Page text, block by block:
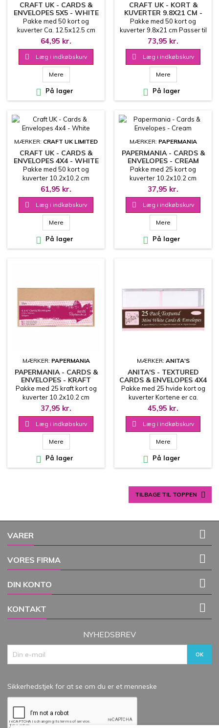
CRAFT UK - CARDS &
ENVELOPES 5X5 - WHITE
Pakke med 50 kort og
kuverter Ca. 12.5x12.5 cm
64,95 kr.
 Læg i indkøbskurv
Mere
 På lager
CRAFT UK - KORT &
KUVERTER 9.8X21 CM -
HVID
Pakke med 50 kort og
kuverter 9.8x21 cm Passer til
slimcards
73,95 kr.
 Læg i indkøbskurv
Mere
 På lager
MÆRKER: CRAFT UK LIMITED
CRAFT UK - CARDS &
ENVELOPES 4X4 - WHITE
Pakke med 50 kort og
kuverter 10.2x10.2 cm
61,95 kr.
 Læg i indkøbskurv
Mere
 På lager
MÆRKER: PAPERMANIA
PAPERMANIA - CARDS &
ENVELOPES - CREAM
Pakke med 25 kort og
kuverter 10.2x10.2 cm
37,95 kr.
 Læg i indkøbskurv
Mere
 På lager
MÆRKER: PAPERMANIA
PAPERMANIA - CARDS &
ENVELOPES - KRAFT
Pakke med 25 kraft kort og
kuverter 10.2x10.2 cm
37,95 kr.
 Læg i indkøbskurv
Mere
 På lager
MÆRKER: ANITA'S
ANITA'S - TEXTURED
CARDS & ENVELOPES 4X4
Pakke med 25 hvide kort og
kuverter Kortene er ca.
10.2x10.2 cm Kuverterne er
ca. 11x11 cm
45,95 kr.
 Læg i indkøbskurv
Mere
 På lager
TILBAGE TIL TOPPEN 
VARER 
VORES FIRMA 
DIN KONTO 
KONTAKT 
NYHEDSBREV
Sikkerhedstjek for at se om du er et menneske